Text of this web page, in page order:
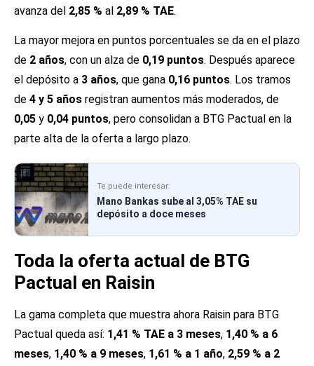
avanza del 2,85 % al 2,89 % TAE.
La mayor mejora en puntos porcentuales se da en el plazo
de 2 años, con un alza de 0,19 puntos. Después aparece
el depósito a 3 años, que gana 0,16 puntos. Los tramos
de 4 y 5 años registran aumentos más moderados, de
0,05 y 0,04 puntos, pero consolidan a BTG Pactual en la
parte alta de la oferta a largo plazo.
Te puede interesar:
Mano Bankas sube al 3,05% TAE su
depósito a doce meses
Toda la oferta actual de BTG
Pactual en Raisin
La gama completa que muestra ahora Raisin para BTG
Pactual queda así: 1,41 % TAE a 3 meses, 1,40 % a 6
meses, 1,40 % a 9 meses, 1,61 % a 1 año, 2,59 % a 2